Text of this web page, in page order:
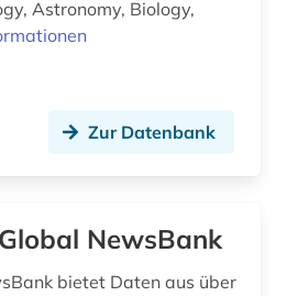
bibliothekskatalog plus (1)
bilanzsteuerrecht (1)
Astronomy, Biology,
Zur Datenbank
NewsBank
bietet Daten aus über